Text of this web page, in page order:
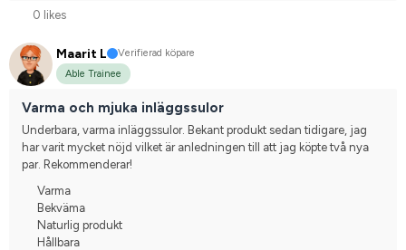
0 likes
Maarit L
Verifierad köpare
Able Trainee
Varma och mjuka inläggssulor
Underbara, varma inläggssulor. Bekant produkt sedan tidigare, jag
har varit mycket nöjd vilket är anledningen till att jag köpte två nya
par. Rekommenderar!
Varma
Bekväma
Naturlig produkt
Hållbara